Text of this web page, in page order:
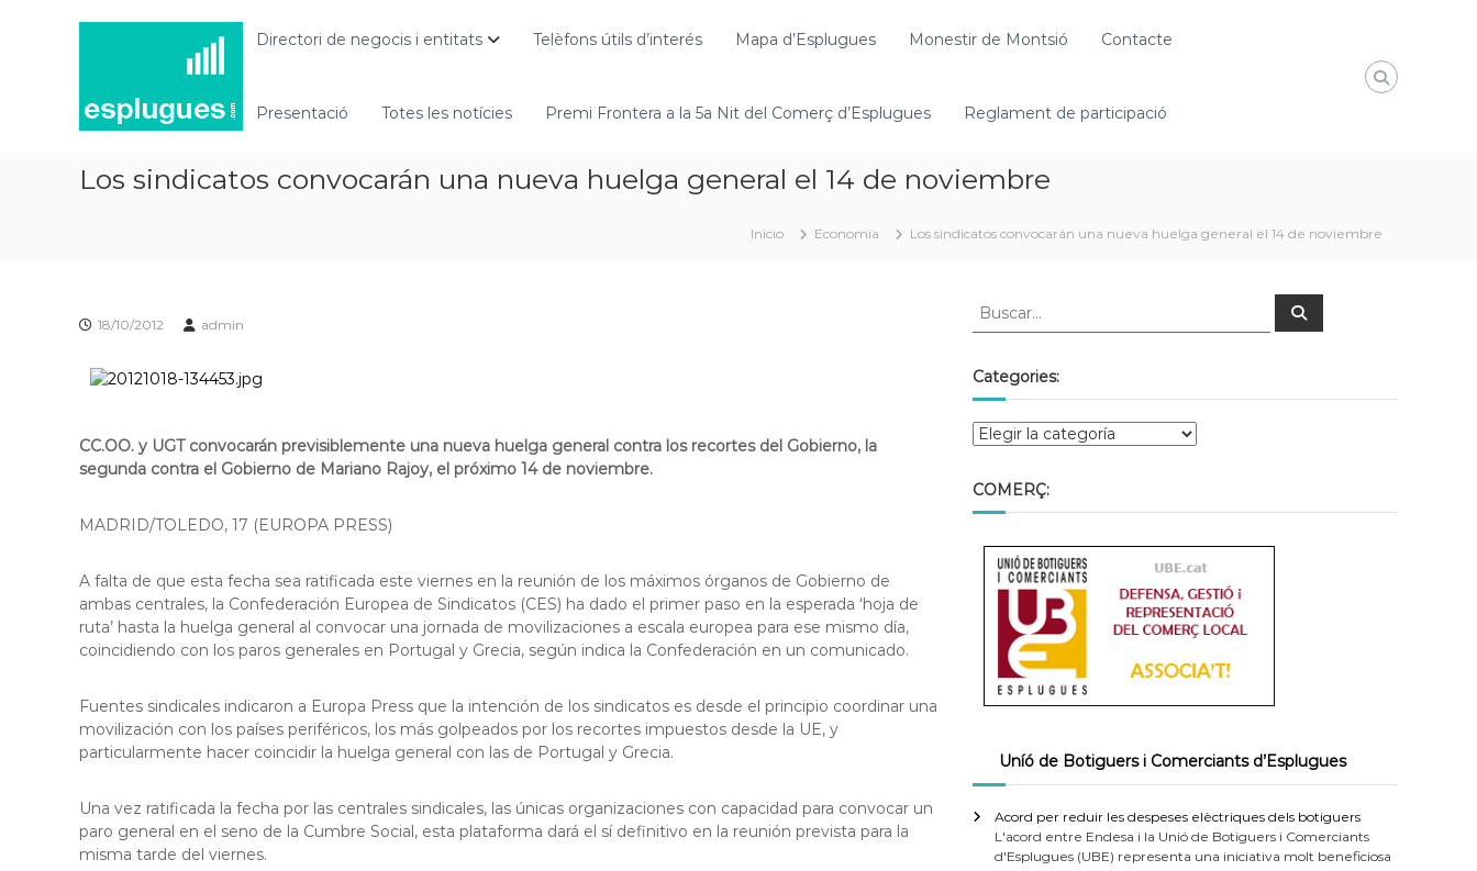
o
c
e
s
u
u
e
d
e
l
o
b
e
g
a
o
a
'
a
a
i
n
o
a
c
i
ó
'
E
s
u
g
u
Directori de negocis i entitats Telèfons útils d’interés Mapa d’Esplugues Monestir de Montsió Contacte
Presentació Totes les notícies Premi Frontera a la 5a Nit del Comerç d’Esplugues Reglament de participació
Los sindicatos convocarán una nueva huelga general el 14 de noviembre
Inicio Economia Los sindicatos convocarán una nueva huelga general el 14 de noviembre
18/10/2012 admin
CC.OO. y UGT convocarán previsiblemente una nueva huelga general contra los recortes del Gobierno, la
segunda contra el Gobierno de Mariano Rajoy, el próximo 14 de noviembre.
MADRID/TOLEDO, 17 (EUROPA PRESS)
A falta de que esta fecha sea ratificada este viernes en la reunión de los máximos órganos de Gobierno de
ambas centrales, la Confederación Europea de Sindicatos (CES) ha dado el primer paso en la esperada ‘hoja de
ruta’ hasta la huelga general al convocar una jornada de movilizaciones a escala europea para ese mismo día,
coincidiendo con los paros generales en Portugal y Grecia, según indica la Confederación en un comunicado.
Fuentes sindicales indicaron a Europa Press que la intención de los sindicatos es desde el principio coordinar una
movilización con los países periféricos, los más golpeados por los recortes impuestos desde la UE, y
particularmente hacer coincidir la huelga general con las de Portugal y Grecia.
Una vez ratificada la fecha por las centrales sindicales, las únicas organizaciones con capacidad para convocar un
paro general en el seno de la Cumbre Social, esta plataforma dará el sí definitivo en la reunión prevista para la
misma tarde del viernes.
Categories:
COMERÇ:
Uníó de Botiguers i Comerciants d’Esplugues
Acord per reduir les despeses elèctriques dels botiguers
L'acord entre Endesa i la Unió de Botiguers i Comerciants
d'Esplugues (UBE) representa una iniciativa molt beneficiosa